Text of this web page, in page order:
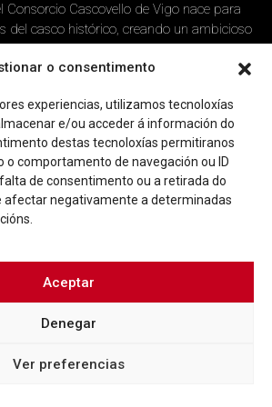
o consentimento
experiencias, utilizamos tecnoloxías
e/ou acceder á información do
destas tecnoloxías permitiranos
o comportamento de navegación ou ID
de consentimento ou a retirada do
afectar negativamente a determinadas
Aceptar
Denegar
Ver preferencias
Consorcio Cascovello de Vigo nace para
del casco histórico, creando un ambicioso
y recuperación urbana en el área.
Twitter Youtube
Instagram
45 Baixo 36202 Vigo (Pontevedra)
| T. 986 442 638
Aviso Legal